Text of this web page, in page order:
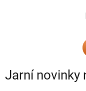
Jarní novinky